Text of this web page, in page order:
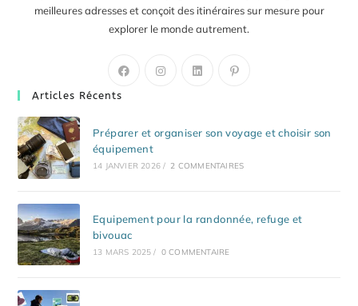
meilleures adresses et conçoit des itinéraires sur mesure pour
explorer le monde autrement.
S’ouvre
onglet
S’ouvre
S’ouvre
onglet
onglet
Articles Récents
Préparer et organiser son voyage et choisir son
équipement
14 JANVIER 2026 / 2 COMMENTAIRES
Equipement pour la randonnée, refuge et
bivouac
13 MARS 2025 / 0 COMMENTAIRE